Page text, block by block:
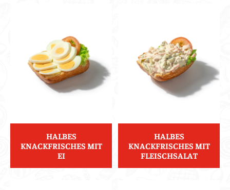
HALBES
KNACKFRISCHES MIT
EI
HALBES
KNACKFRISCHES MIT
FLEISCHSALAT